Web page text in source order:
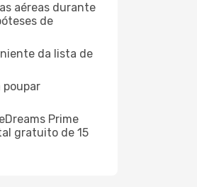
aéreas durante
de
da lista de
poupar
Prime
gratuito de 15